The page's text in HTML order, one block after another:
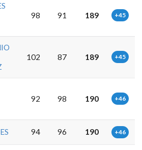
98 91 189 +45
102 87 189 +45
92 98 190 +46
94 96 190 +46